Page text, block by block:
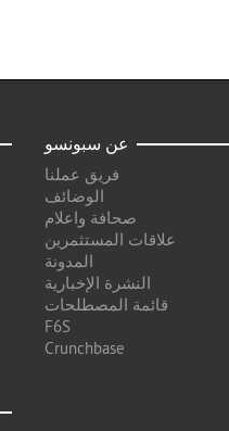
عن سبونسو
فريق عملنا
الوضائف
صحافة واعلام
علاقات المستثمرين
المدونة
النشرة الإخبارية
قائمة المصطلحات
F6S
Crunchbase